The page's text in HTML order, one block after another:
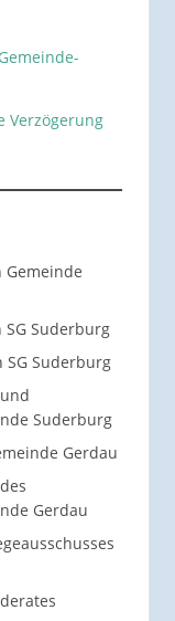
Verzögerung
Gemeinde
SG Suderburg
SG Suderburg
Suderburg
Gerdau
Gerdau